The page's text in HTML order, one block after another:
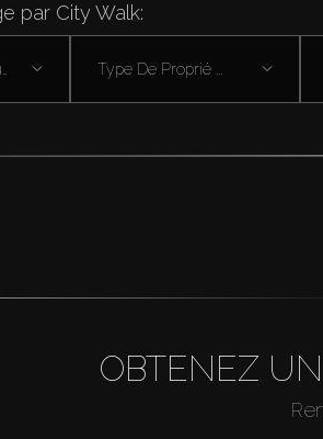
par City Walk:
Type De Proprié ...
OBTENEZ